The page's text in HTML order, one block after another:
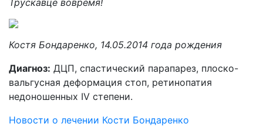
Трускавце вовремя!
Костя Бондаренко, 14.05.2014 года рождения
Диагноз: ДЦП, спастический парапарез, плоско-
вальгусная деформация стоп, ретинопатия
недоношенных ІV степени.
Новости о лечении Кости Бондаренко